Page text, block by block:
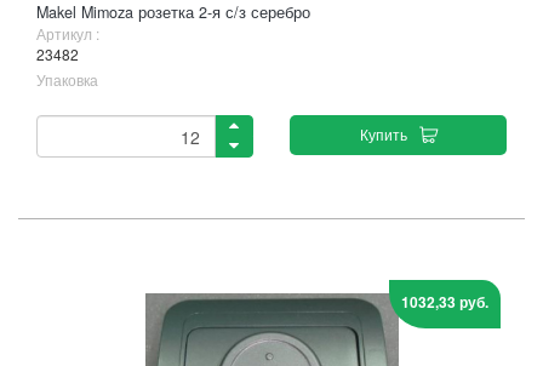
Makel Mimoza розетка 2-я с/з серебро
Артикул :
23482
Упаковка
Купить
1032,33 руб.